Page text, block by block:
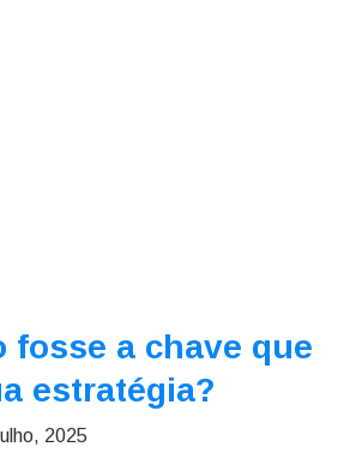
fosse a chave que
estratégia?
2025